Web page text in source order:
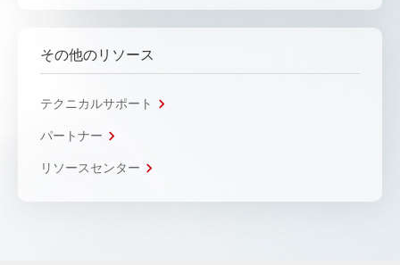
その他のリソース
テクニカルサポート
パートナー
リソースセンター